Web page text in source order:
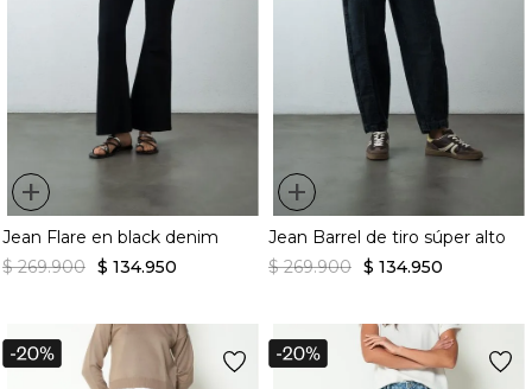
+
Jean Flare en black denim
$ 269.900 $ 134.950
+
Jean Barrel de tiro súper alto
$ 269.900 $ 134.950